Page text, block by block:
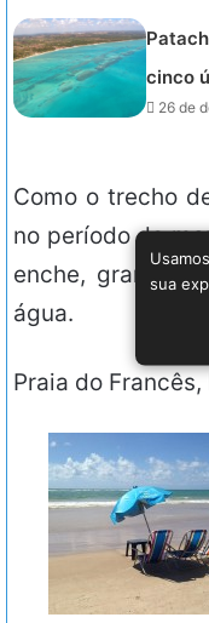
cinco
26 de
Como o trecho
no período de
enche, grande
água.
Praia do
sua